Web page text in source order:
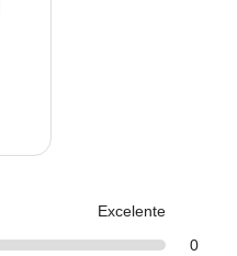
Excelente
0